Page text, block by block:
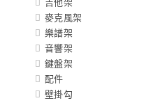
吉他架
麥克風架
樂譜架
音響架
鍵盤架
配件
壁掛勾